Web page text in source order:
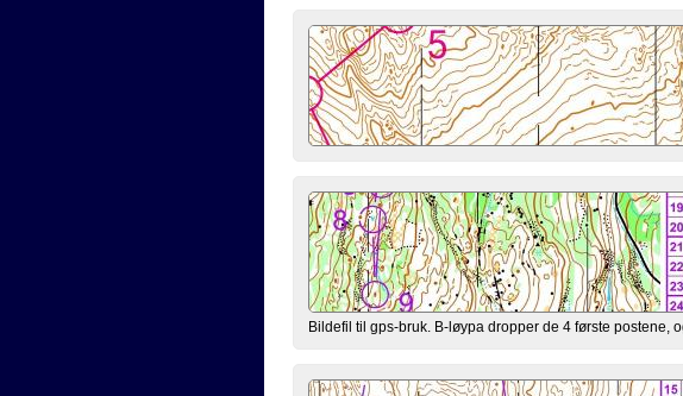
Bildefil til gps-bruk. B-løypa dropper de 4 første postene,